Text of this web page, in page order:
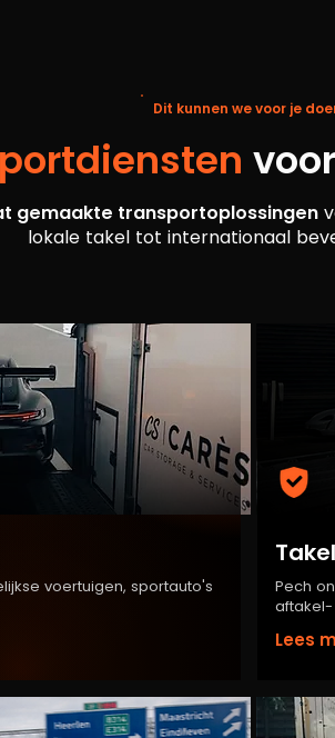
Dit kunnen we voor je
gemaakte transportoplossingen
lokale takel tot internationaal
voertuigen, sportauto's
Pech
aftakel-
Lees